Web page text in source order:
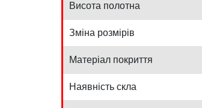
Висота полотна
Зміна розмірів
Матеріал покриття
Наявність скла